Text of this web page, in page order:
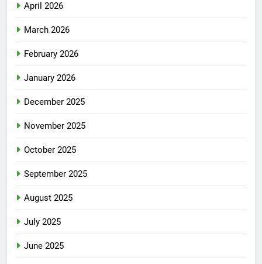
April 2026
March 2026
February 2026
January 2026
December 2025
November 2025
October 2025
September 2025
August 2025
July 2025
June 2025